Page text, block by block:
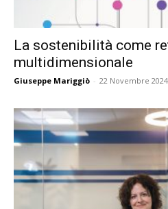
La sostenibilità come
multidimensionale
Giuseppe Mariggiò - 22 Novembre 2024